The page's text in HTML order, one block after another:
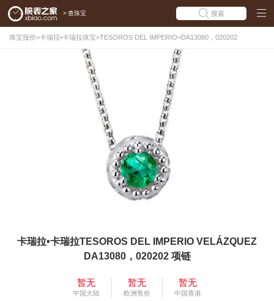
> 查珠宝 搜索
珠宝报价>卡瑞拉•卡瑞拉珠宝>TESOROS DEL IMPERIO>DA13080，020202
卡瑞拉•卡瑞拉TESOROS DEL IMPERIO VELÁZQUEZ
DA13080，020202 项链
暂无
中国大陆
暂无
欧洲售价
暂无
中国香港